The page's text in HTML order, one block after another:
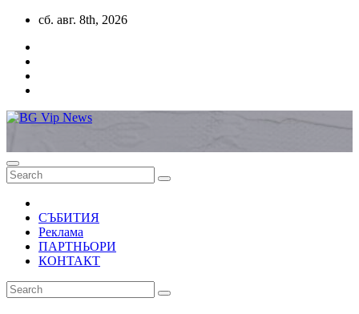
Skip
content
сб. авг. 8th, 2026
СЪБИТИЯ
Реклама
ПАРТНЬОРИ
КОНТАКТ